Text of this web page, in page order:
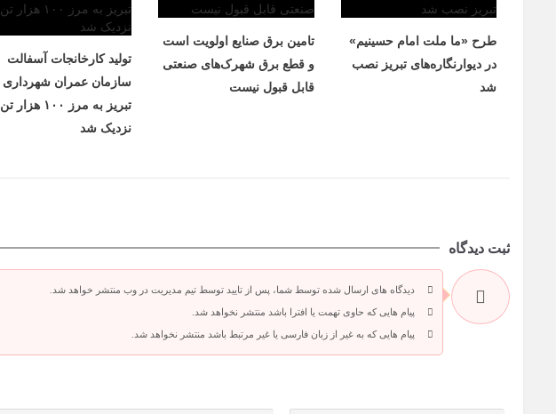
طرح «ما ملت امام حسینیم»
در دیوارنگاره‌های تبریز نصب
شد
تامین برق صنایع اولویت است
و قطع برق شهرک‌های صنعتی
قابل قبول نیست
تولید کارخانجات آسفالت
سازمان عمران شهرداری
تبریز به مرز ۱۰۰ هزار تن
نزدیک شد
ثبت دیدگاه
دیدگاه های ارسال شده توسط شما، پس از تایید توسط تیم مدیریت در وب منتشر خواهد شد.
پیام هایی که حاوی تهمت یا افترا باشد منتشر نخواهد شد.
پیام هایی که به غیر از زبان فارسی یا غیر مرتبط باشد منتشر نخواهد شد.